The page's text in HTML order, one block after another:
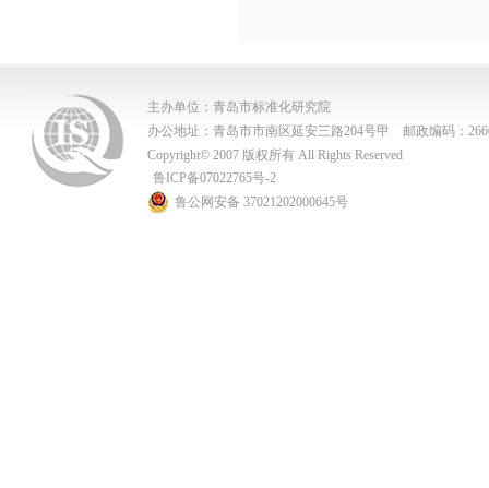
主办单位：青岛市标准化研究院
办公地址：青岛市市南区延安三路204号甲 邮政编码：
Copyright© 2007 版权所有 All Rights Reserved
鲁ICP备07022765号-2
鲁公网安备 37021202000645号